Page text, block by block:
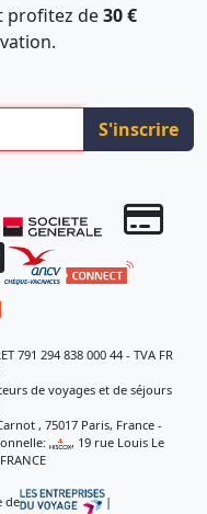
profitez de30 €
S'inscrire
791 294 838 000 44 - TVA FR
de voyages et de séjours
, 75017 Paris, France -
, 19 rue Louis Le
de |